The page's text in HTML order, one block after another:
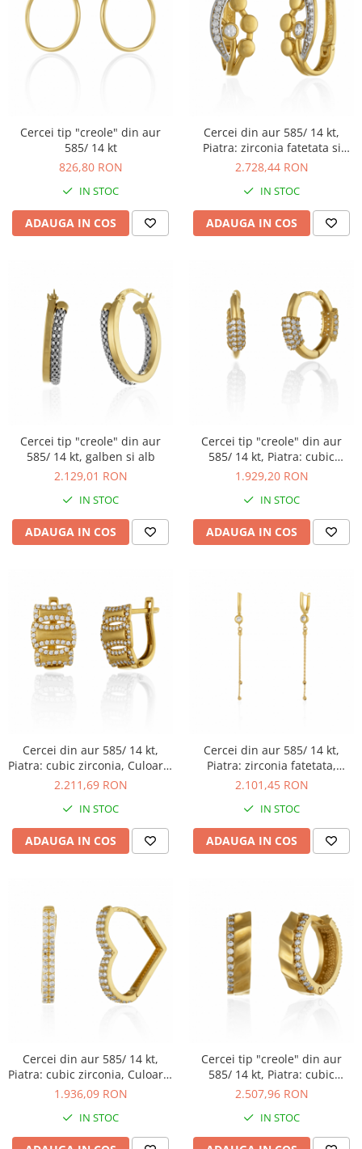
Cercei tip "creole" din aur
585/ 14 kt
826,80 RON
IN STOC
ADAUGA IN COS
Cercei din aur 585/ 14 kt,
Piatra: zirconia fatetata si
cubic zirconia, Culoare:
2.728,44 RON
IN STOC
ADAUGA IN COS
Cercei tip "creole" din aur
585/ 14 kt, galben si alb
2.129,01 RON
IN STOC
ADAUGA IN COS
Cercei tip "creole" din aur
585/ 14 kt, Piatra: cubic
zirconia, Culoare:
1.929,20 RON
IN STOC
ADAUGA IN COS
Cercei din aur 585/ 14 kt,
Piatra: cubic zirconia, Culoare:
transparenta
2.211,69 RON
IN STOC
ADAUGA IN COS
Cercei din aur 585/ 14 kt,
Piatra: zirconia fatetata,
Culoare: transparenta
2.101,45 RON
IN STOC
ADAUGA IN COS
Cercei din aur 585/ 14 kt,
Piatra: cubic zirconia, Culoare:
transparenta
1.936,09 RON
IN STOC
Cercei tip "creole" din aur
585/ 14 kt, Piatra: cubic
zirconia, Culoare:
2.507,96 RON
IN STOC